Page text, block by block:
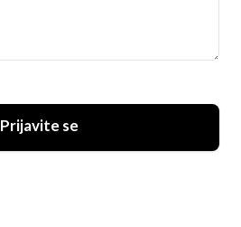
Prijavite se